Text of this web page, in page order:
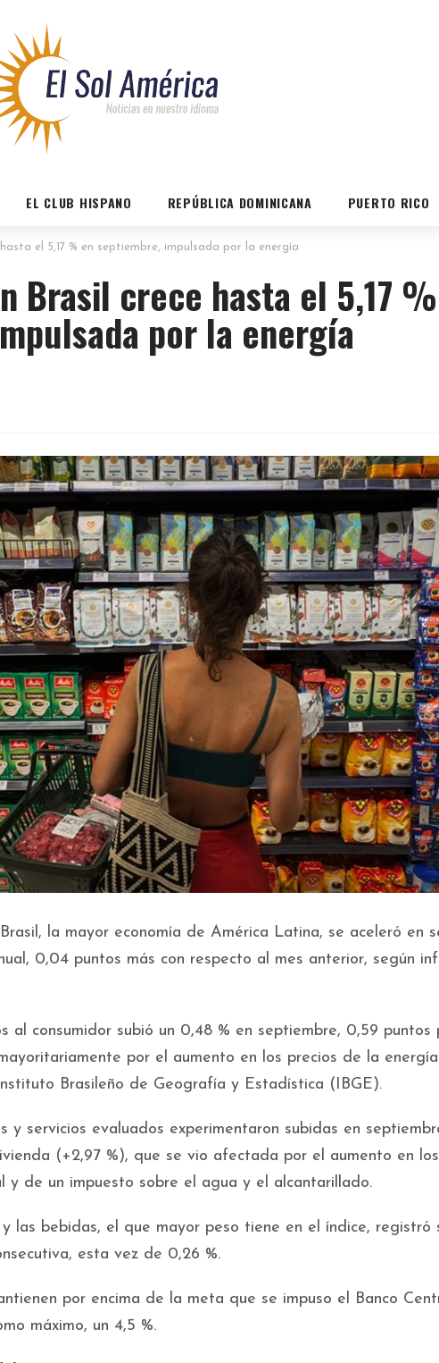
EL CLUB HISPANO REPÚBLICA DOMINICANA PUERTO RICO
el 5,17 % en septiembre, impulsada por la energía
Brasil crece hasta el 5,17
por la energía
la mayor economía de América Latina, se aceleró en
0,04 puntos más con respecto al mes anterior, según
al consumidor subió un 0,48 % en septiembre, 0,59 puntos
por el aumento en los precios de la
Brasileño de Geografía y Estadística (IBGE).
y servicios evaluados experimentaron subidas en
(+2,97 %), que se vio afectada por el aumento en
y de un impuesto sobre el agua y el alcantarillado.
las bebidas, el que mayor peso tiene en el índice, registró
esta vez de 0,26 %.
por encima de la meta que se impuso el Banco
máximo, un 4,5 %.